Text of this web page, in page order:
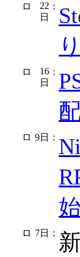
22
日
：
16
日
：
9日 ：
7日 ：